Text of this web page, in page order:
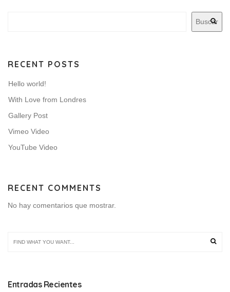
Buscar
RECENT POSTS
Hello world!
With Love from Londres
Gallery Post
Vimeo Video
YouTube Video
RECENT COMMENTS
No hay comentarios que mostrar.
Entradas Recientes